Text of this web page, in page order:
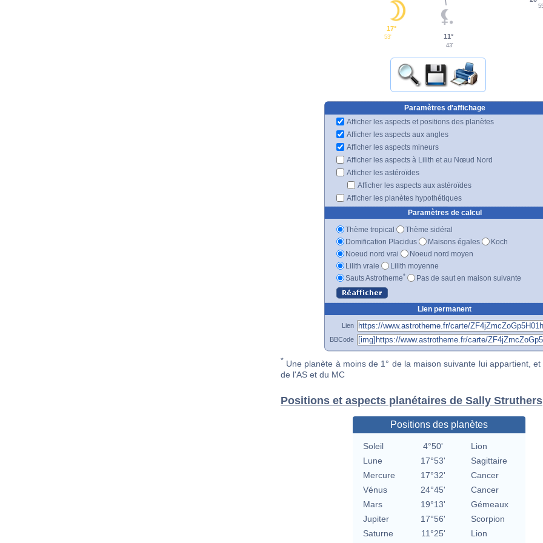
17°
53' 11°
43'
Paramètres d'affichage
Afficher les aspects et positions des planètes
Afficher les aspects aux angles
Afficher les aspects mineurs
Afficher les aspects à Lilith et au Nœud Nord
Afficher les astéroïdes
Afficher les aspects aux astéroïdes
Afficher les planètes hypothétiques
Paramètres de calcul
Thème tropical
Thème sidéral
Domification Placidus
Maisons égales
Koch
Noeud nord vrai
Noeud nord moyen
Lilith vraie
Lilith moyenne
Sauts Astrotheme* Pas de saut en maison suivante
Lien permanent
Lien
BBCode
* Une planète à moins de 1° de la maison suivante lui appartient, et
de l'AS et du MC
Positions et aspects planétaires de Sally Struthers
Positions des planètes
Soleil 4°50'
Lion
Lune
17°53'
Sagittaire
Mercure
17°32'
Cancer
Vénus
24°45'
Cancer
Mars
19°13'
Gémeaux
Jupiter
17°56'
Scorpion
Saturne
11°25' Lion